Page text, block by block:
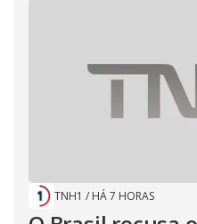
TNH1 / HÁ 7 HORAS